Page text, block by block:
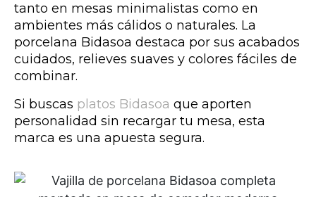
tanto en mesas minimalistas como en
ambientes más cálidos o naturales. La
porcelana Bidasoa destaca por sus acabados
cuidados, relieves suaves y colores fáciles de
combinar.
Si buscas platos Bidasoa que aporten
personalidad sin recargar tu mesa, esta
marca es una apuesta segura.